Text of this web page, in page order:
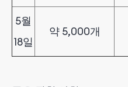
5월
18일
약 5,000개